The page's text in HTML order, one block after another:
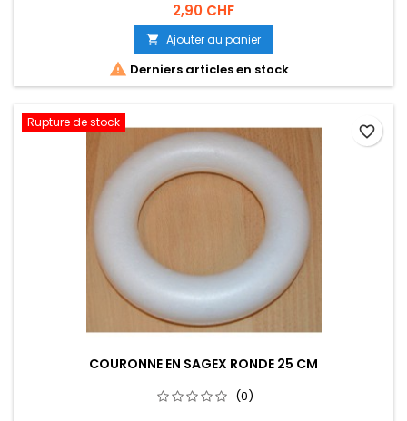
2,90 CHF
 Ajouter au panier
 Derniers articles en stock
Rupture de stock
COURONNE EN SAGEX RONDE 25 CM
(0)
favorite_border